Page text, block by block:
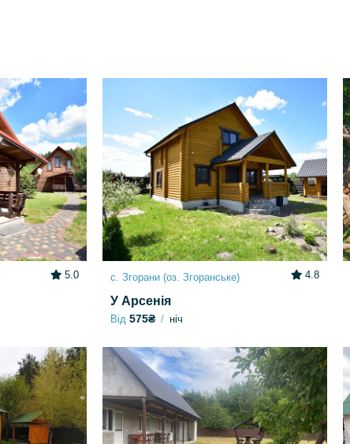
5.0 с. Згорани (оз. Згоранське) 4.8
У Арсенія
Від 575₴ ніч